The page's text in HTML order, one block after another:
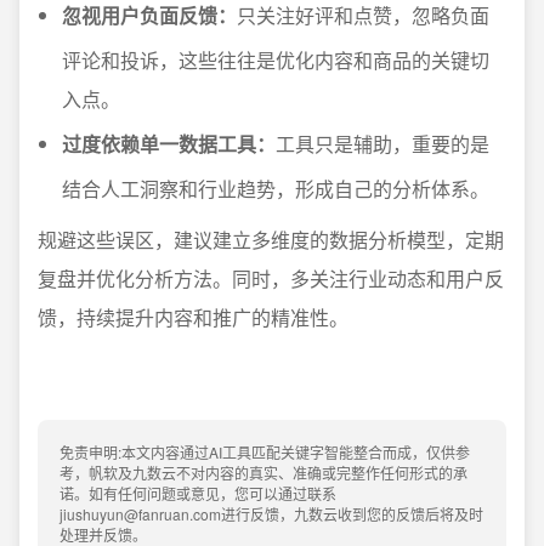
忽视用户负面反馈： 只关注好评和点赞，忽略负面
评论和投诉，这些往往是优化内容和商品的关键切
入点。
过度依赖单一数据工具： 工具只是辅助，重要的是
结合人工洞察和行业趋势，形成自己的分析体系。
规避这些误区，建议建立多维度的数据分析模型，定期
复盘并优化分析方法。同时，多关注行业动态和用户反
馈，持续提升内容和推广的精准性。
免责申明:本文内容通过AI工具匹配关键字智能整合而成，仅供参
考，帆软及九数云不对内容的真实、准确或完整作任何形式的承
诺。如有任何问题或意见，您可以通过联系
jiushuyun@fanruan.com进行反馈，九数云收到您的反馈后将及时
处理并反馈。